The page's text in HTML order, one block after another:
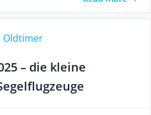
Oldtimer
– die kleine